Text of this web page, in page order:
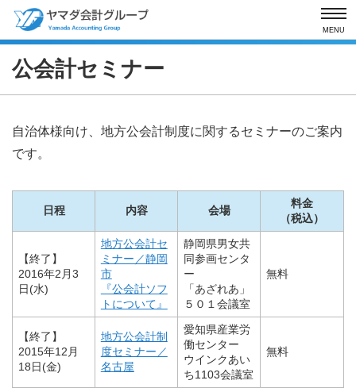
MENU
公会計セミナー
自治体様向け、地方公会計制度に関するセミナーのご案内
です。
日程 内容 会場
料金
（税込）
【終了】
2016年2月3
日(水)
地方公会計セ
ミナー／静岡
市
『公会計ソフ
トについて』
静岡県男女共
同参画センタ
ー
「あざれあ」
５０１会議室
無料
【終了】
2015年12月
18日(金)
地方公会計制
度セミナー／
名古屋
愛知県産業労
働センター
ウインクあい
ち1103会議室
無料